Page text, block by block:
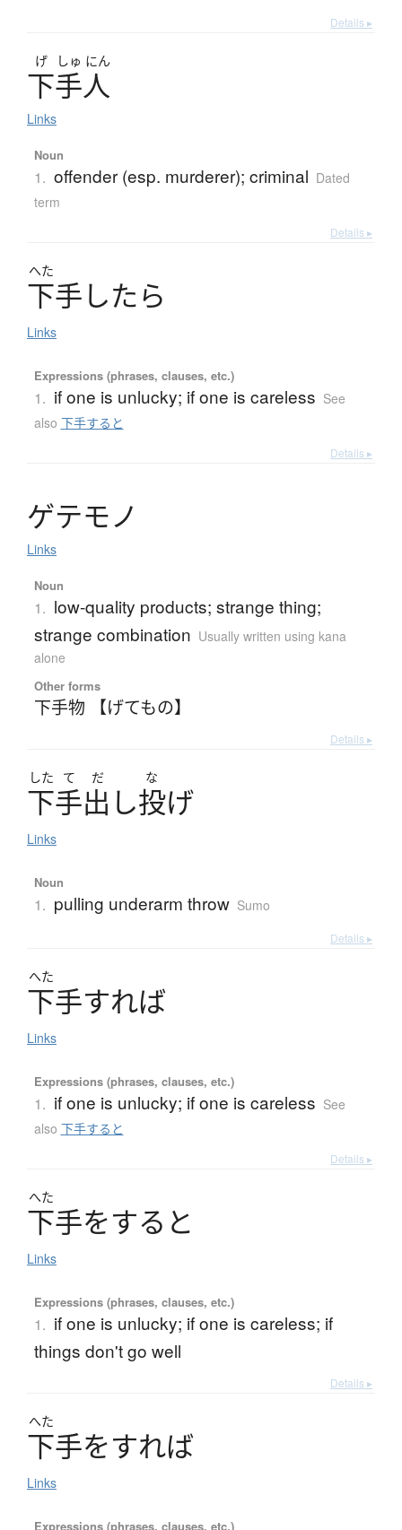
Details ▸
げ しゅ にん
下手人
Links
Noun
1. offender (esp. murderer); criminal Dated
term
Details ▸
へた
下手したら
Links
Expressions (phrases, clauses, etc.)
1. if one is unlucky; if one is careless See
also 下手すると
Details ▸
ゲテモノ
Links
Noun
1. low-quality products; strange thing;
strange combination Usually written using kana
alone
Other forms
下手物 【げてもの】
Details ▸
した て だ な
下手出 し投げ
Links
Noun
1. pulling underarm throw Sumo
Details ▸
へた
下手すれば
Links
Expressions (phrases, clauses, etc.)
1. if one is unlucky; if one is careless See
also 下手すると
Details ▸
へた
下手をする と
Links
Expressions (phrases, clauses, etc.)
1. if one is unlucky; if one is careless; if
things don't go well
Details ▸
へた
下手をすれば
Links
Expressions (phrases, clauses, etc.)